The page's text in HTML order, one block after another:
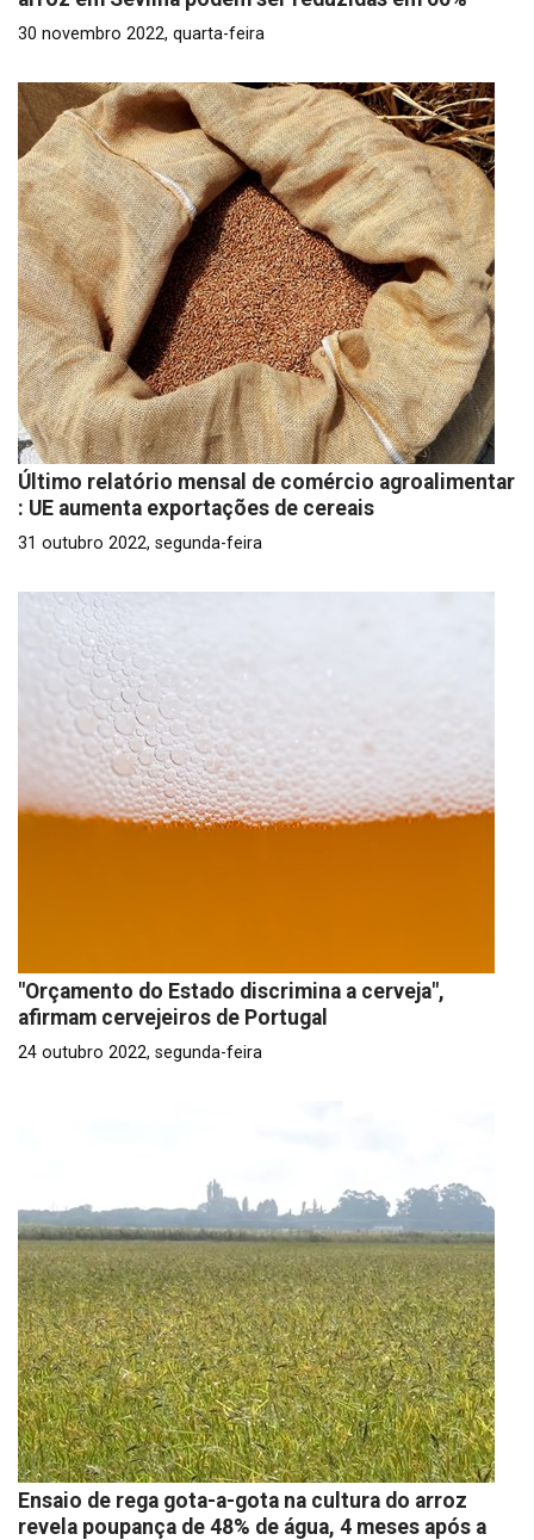
30 novembro 2022, quarta-feira
Último relatório mensal de comércio agroalimentar
: UE aumenta exportações de cereais
31 outubro 2022, segunda-feira
"Orçamento do Estado discrimina a cerveja",
afirmam cervejeiros de Portugal
24 outubro 2022, segunda-feira
Ensaio de rega gota-a-gota na cultura do arroz
revela poupança de 48% de água, 4 meses após a